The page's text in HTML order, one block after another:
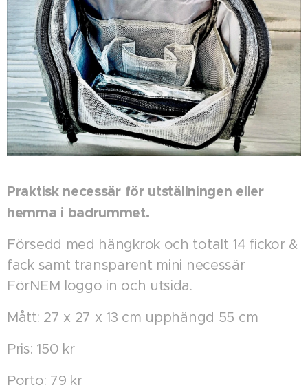
Praktisk necessär för utställningen eller
hemma i badrummet.
Försedd med hängkrok och totalt 14 fickor &
fack samt transparent mini necessär
FörNEM loggo in och utsida.
Mått: 27 x 27 x 13 cm upphängd 55 cm
Pris: 150 kr
Porto: 79 kr